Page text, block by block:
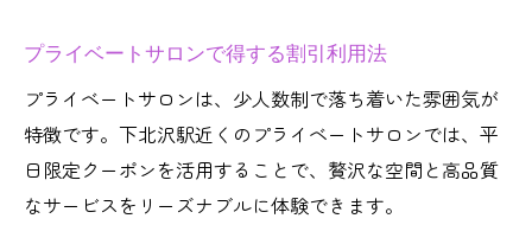
プライベートサロンで得する割引利用法
プライベートサロンは、少人数制で落ち着いた雰囲気が
特徴です。下北沢駅近くのプライベートサロンでは、平
日限定クーポンを活用することで、贅沢な空間と高品質
なサービスをリーズナブルに体験できます。